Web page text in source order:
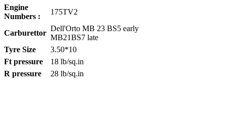
Engine
Numbers :
175TV2
Carburettor
Dell'Orto MB 23 BS5 early
MB21BS7 late
Tyre Size
3.50*10
Ft pressure
18 lb/sq.in
R pressure
28 lb/sq.in